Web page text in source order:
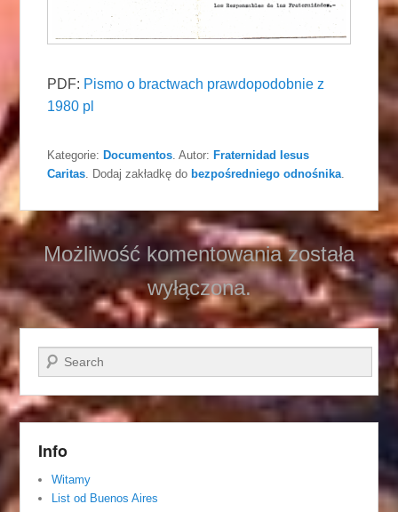
PDF: Pismo o bractwach prawdopodobnie z
1980 pl
Kategorie:Documentos . Autor:Fraternidad Iesus
Caritas . Dodaj zakładkę do bezpośredniego odnośnika
Możliwość komentowania została
wyłączona.
Szukaj
Info
Witamy
List od Buenos Aires